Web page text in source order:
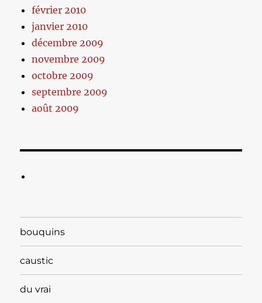
février 2010
janvier 2010
décembre 2009
novembre 2009
octobre 2009
septembre 2009
août 2009
bouquins
caustic
du vrai